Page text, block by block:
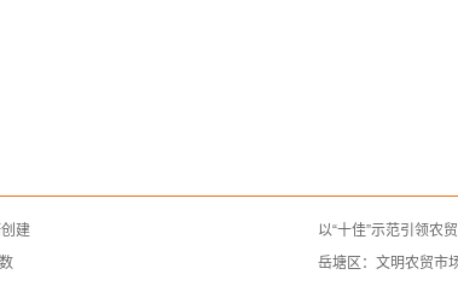
建
以“十佳”示范引领农
岳塘区：文明农贸市